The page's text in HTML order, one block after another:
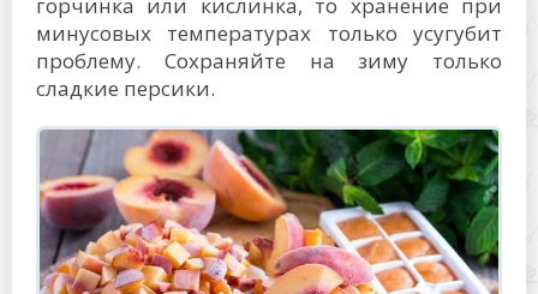
минусовых температурах только усугубит
проблему. Сохраняйте на зиму только
сладкие персики.